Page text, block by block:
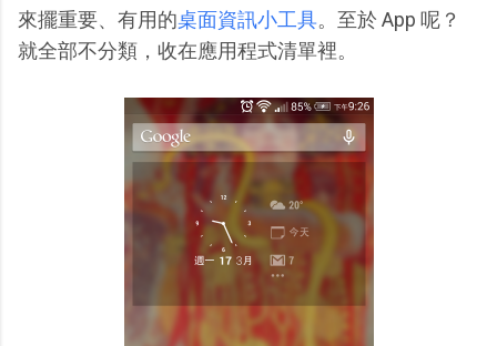
來擺重要、有用的桌面資訊小工具。至於 App 呢？
就全部不分類，收在應用程式清單裡。